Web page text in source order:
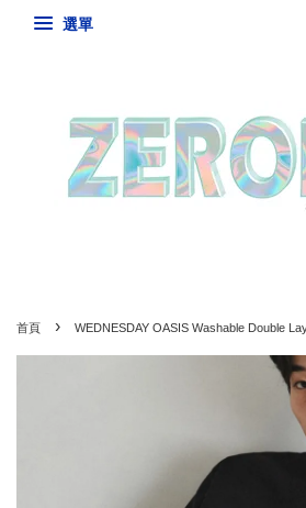
選單
首頁 › WEDNESDAY OASIS Washable Double